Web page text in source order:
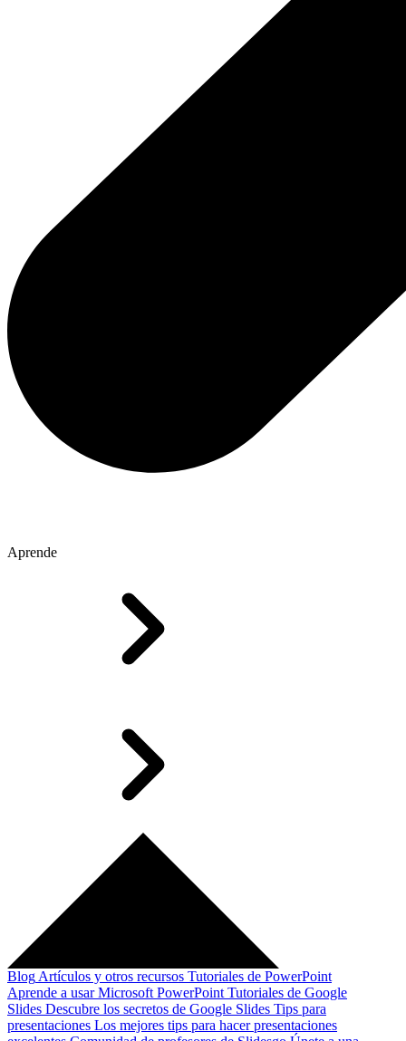
Aprende
Blog Artículos y otros recursos Tutoriales de PowerPoint
Aprende a usar Microsoft PowerPoint Tutoriales de Google
Slides Descubre los secretos de Google Slides Tips para
presentaciones Los mejores tips para hacer presentaciones